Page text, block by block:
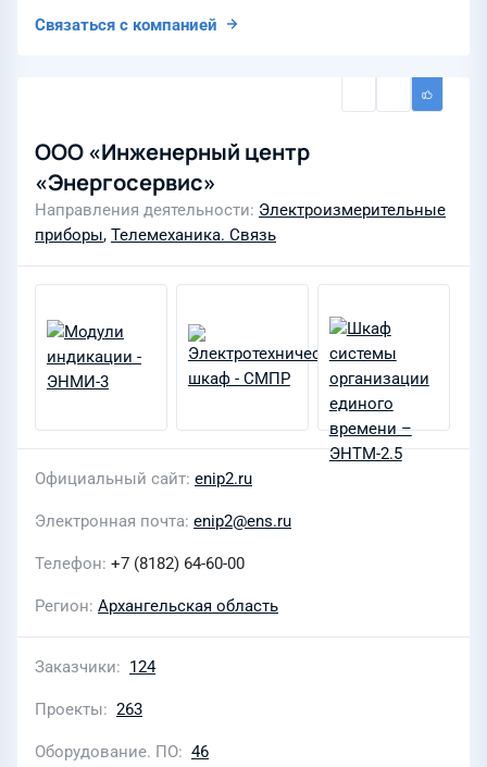
Связаться с компанией
ООО «Инженерный центр
«Энергосервис»
Направления деятельности Электроизмерительные
приборы, Телемеханика. Связь
Официальный сайт enip2.ru
Электронная почта enip2@ens.ru
Телефон +7 (8182) 64-60-00
Регион Архангельская область
Заказчики 124
Проекты 263
Оборудование. ПО 46